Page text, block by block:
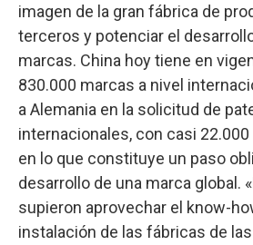
imagen de la gran fábrica de
terceros y potenciar el
marcas. China hoy tiene en
830.000 marcas a nivel
a Alemania en la solicitud de
internacionales, con casi
en lo que constituye un paso
desarrollo de una marca global.
supieron aprovechar el know-
instalación de las fábricas de